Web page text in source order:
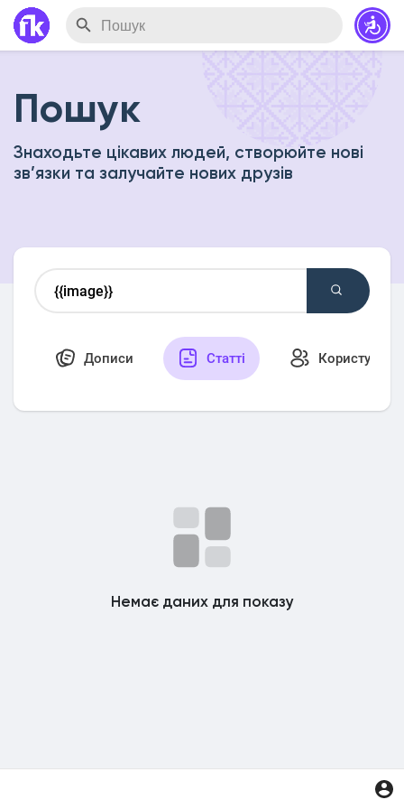
Пошук
Знаходьте цікавих людей, створюйте нові
зв’язки та залучайте нових друзів
Дописи Статті Користувачі
Немає даних для показу